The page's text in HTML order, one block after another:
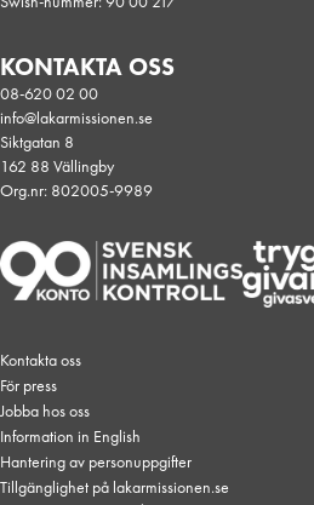
KONTAKTA OSS
08-620 02 00
info@lakarmissionen.se
Siktgatan 8
162 88 Vällingby
Org.nr: 802005-9989
Kontakta oss
För press
Jobba hos oss
Information in English
Hantering av personuppgifter
Tillgänglighet på lakarmissionen.se